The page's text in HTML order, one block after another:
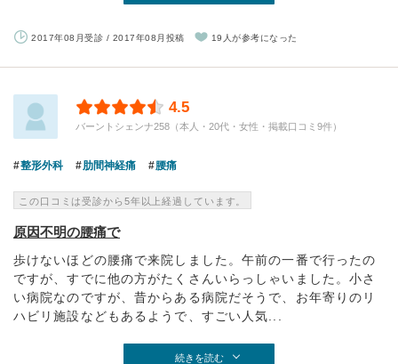
2017年08月受診 / 2017年08月投稿 19人が参考になった
4.5
バーントシェンナ258（本人・20代・女性・掲載口コミ9件）
整形外科 肋間神経痛 腰痛
この口コミは受診から5年以上経過しています。
原因不明の腰痛で
歩けないほどの腰痛で来院しました。午前の一番で行ったの
ですが、すでに他の方がたくさんいらっしゃいました。小さ
い病院なのですが、昔からある病院だそうで、お年寄りのリ
ハビリ施設などもあるようで、すごい人気...
続きを読む